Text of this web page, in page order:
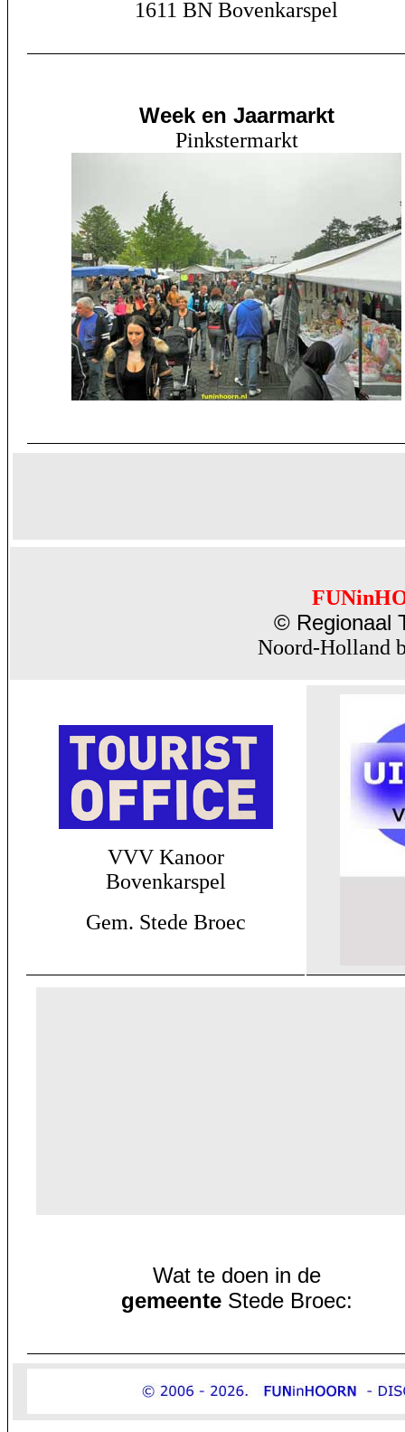
1611 BN Bovenkarspel
Week en Jaarmarkt
Pinkstermarkt
© Regionaal
Noord-Holland
VVV Kanoor
Bovenkarspel
Gem. Stede Broec
Wat te doen in de
gemeente Stede Broec: